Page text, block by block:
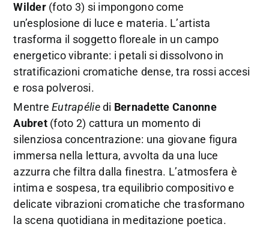
Wilder(foto 3) si impongono come
un’esplosione di luce e materia. L’artista
trasforma il soggetto floreale in un campo
energetico vibrante: i petali si dissolvono in
stratificazioni cromatiche dense, tra rossi accesi
e rosa polverosi.
MentreEutrapéliedi Bernadette Canonne
Aubret(foto 2) cattura un momento di
silenziosa concentrazione: una giovane figura
immersa nella lettura, avvolta da una luce
azzurra che filtra dalla finestra. L’atmosfera è
intima e sospesa, tra equilibrio compositivo e
delicate vibrazioni cromatiche che trasformano
la scena quotidiana in meditazione poetica.